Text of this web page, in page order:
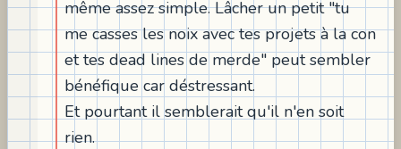
même assez simple. Lâcher un petit "tu
me casses les noix avec tes projets à la con
et tes dead lines de merde" peut sembler
bénéfique car déstressant.
Et pourtant il semblerait qu'il n'en soit
rien.